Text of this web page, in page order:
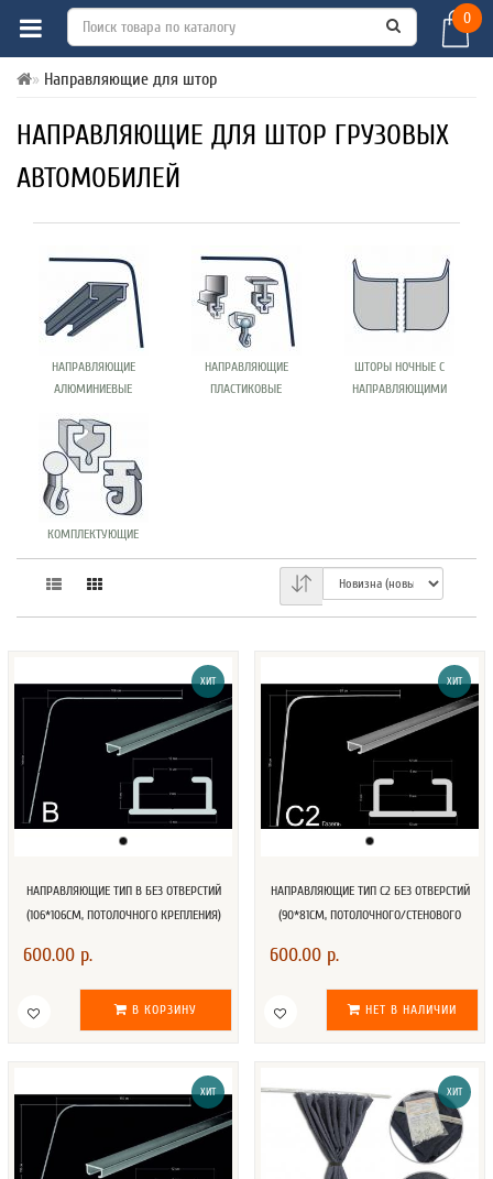
0
Направляющие для штор
НАПРАВЛЯЮЩИЕ ДЛЯ ШТОР ГРУЗОВЫХ
АВТОМОБИЛЕЙ
НАПРАВЛЯЮЩИЕ
АЛЮМИНИЕВЫЕ
НАПРАВЛЯЮЩИЕ
ПЛАСТИКОВЫЕ
ШТОРЫ НОЧНЫЕ С
НАПРАВЛЯЮЩИМИ
КОМПЛЕКТУЮЩИЕ
ХИТ
НАПРАВЛЯЮЩИЕ ТИП В БЕЗ ОТВЕРСТИЙ
(106*106СМ, ПОТОЛОЧНОГО КРЕПЛЕНИЯ)
600.00 р.
В КОРЗИНУ
ХИТ
НАПРАВЛЯЮЩИЕ ТИП С2 БЕЗ ОТВЕРСТИЙ
(90*81СМ, ПОТОЛОЧНОГО/СТЕНОВОГО
600.00 р.
НЕТ В НАЛИЧИИ
ХИТ ХИТ